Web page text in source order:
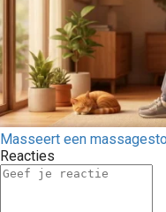
Masseert een
Reacties